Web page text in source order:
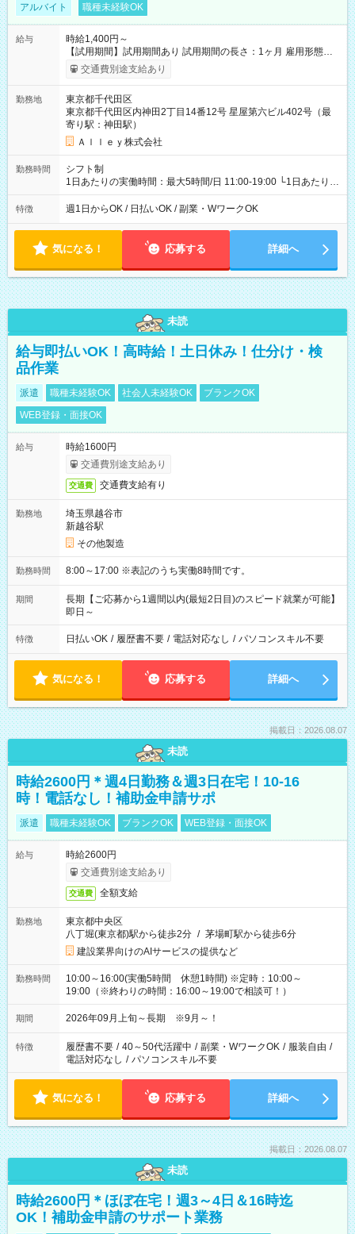
アルバイト 職種未経験OK
給与
時給1,400円～
【試用期間】試用期間あり 試用期間の長さ：1ヶ月 雇用形態、
給与は本採用時と同じです。
交通費別途支給あり
勤務地
東京都千代田区
東京都千代田区内神田2丁目14番12号 星屋第六ビル402号（最
寄り駅：神田駅）
Ａｌｌｅｙ株式会社
勤務時間
シフト制
1日あたりの実働時間：最大5時間/日 11:00-19:00 └1日あたりの
実働時間：1-5時間 └上記の時間帯内であれば、いつでも勤務可
能！ └平日・土曜日の中で、お好きな曜日でご勤務いただけま
18:00 などのように、自由な働き方が可能なお仕事です！
特徴 週1日からOK / 日払いOK / 副業・WワークOK
気になる！ 応募する 詳細へ
未読
給与即払いOK！高時給！土日休み！仕分け・検
品作業
派遣 職種未経験OK 社会人未経験OK
ブランクOK
WEB登録・面接OK
給与
時給1600円
交通費別途支給あり
交通費 交通費支給有り
勤務地
埼玉県越谷市
新越谷駅
その他製造
勤務時間 8:00～17:00 ※表記のうち実働8時間です。
期間
長期【ご応募から1週間以内(最短2日目)のスピード就業が可能】
即日～
特徴 日払いOK / 履歴書不要 / 電話対応なし / パソコンスキル不要
気になる！ 応募する 詳細へ
掲載日：2026.08.07
未読
時給2600円＊週4日勤務＆週3日在宅！10-16
時！電話なし！補助金申請サポ
派遣 職種未経験OK ブランクOK WEB登録・面接OK
給与
時給2600円
交通費別途支給あり
交通費 全額支給
勤務地
東京都中央区
八丁堀(東京都)駅から徒歩2分 / 茅場町駅から徒歩6分
建設業界向けのAIサービスの提供など
勤務時間
10:00～16:00(実働5時間 休憩1時間) ※定時：10:00～
19:00（※終わりの時間：16:00～19:00で相談可！）
期間 2026年09月上旬～長期 ※9月～！
特徴 履歴書不要 / 40～50代活躍中 / 副業・WワークOK / 服装自由 /
電話対応なし / パソコンスキル不要
気になる！ 応募する 詳細へ
掲載日：2026.08.07
未読
時給2600円＊ほぼ在宅！週3～4日＆16時迄
OK！補助金申請のサポート業務